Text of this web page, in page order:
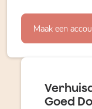
Maak een
Goed